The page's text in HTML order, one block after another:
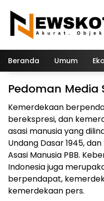
konten
Beranda Umum
Pedoman Media
Kemerdekaan
berekspresi, dan
asasi manusia yang
Undang Dasar 1945,
Asasi Manusia PBB.
Indonesia juga
berpendapat,
kemerdekaan pers.